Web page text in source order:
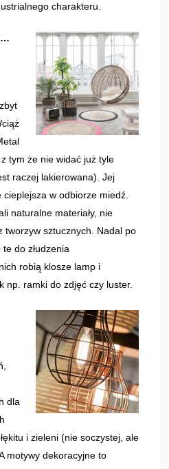
charakteru.
tym że nie widać już tyle
raczej lakierowana). Jej
w odbiorze miedź.
naturalne materiały, nie
tworzyw sztucznych. Nadal po
do złudzenia
robią klosze lamp i
np. ramki do zdjęć czy luster.
dla
i zieleni (nie soczystej, ale
motywy dekoracyjne to